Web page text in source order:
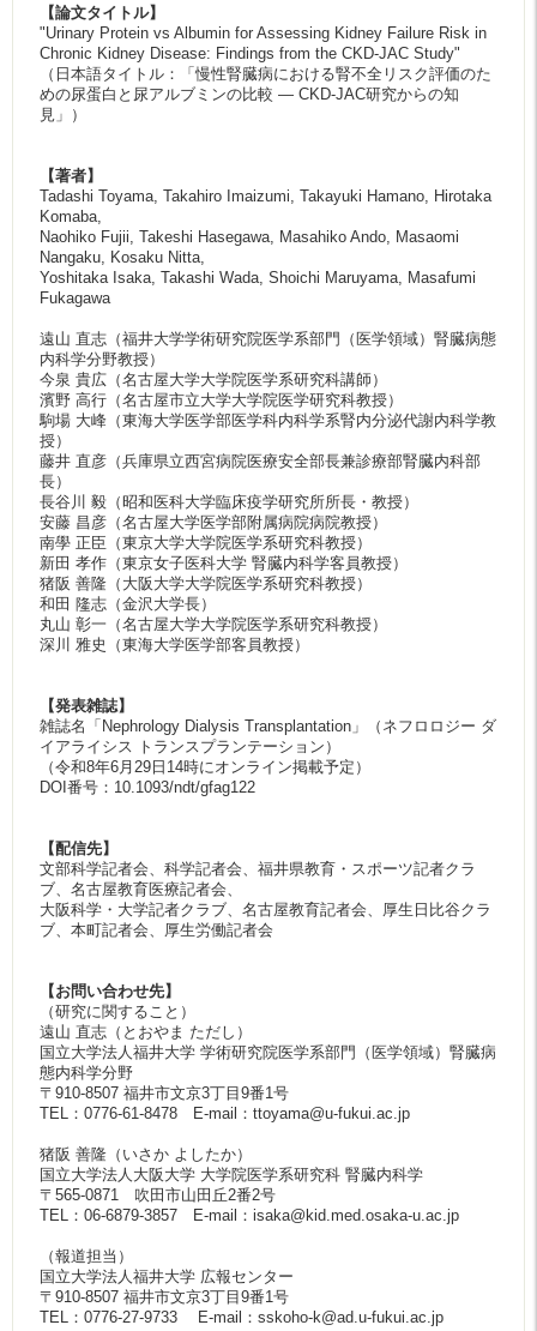
【論文タイトル】
"Urinary Protein vs Albumin for Assessing Kidney Failure Risk in
Chronic Kidney Disease: Findings from the CKD-JAC Study"
（日本語タイトル：「慢性腎臓病における腎不全リスク評価のた
めの尿蛋白と尿アルブミンの比較 ― CKD-JAC研究からの知
見」）
【著者】
Tadashi Toyama, Takahiro Imaizumi, Takayuki Hamano, Hirotaka
Komaba,
Naohiko Fujii, Takeshi Hasegawa, Masahiko Ando, Masaomi
Nangaku, Kosaku Nitta,
Yoshitaka Isaka, Takashi Wada, Shoichi Maruyama, Masafumi
Fukagawa
遠山 直志（福井大学学術研究院医学系部門（医学領域）腎臓病態
内科学分野教授）
今泉 貴広（名古屋大学大学院医学系研究科講師）
濱野 高行（名古屋市立大学大学院医学研究科教授）
駒場 大峰（東海大学医学部医学科内科学系腎内分泌代謝内科学教
授）
藤井 直彦（兵庫県立西宮病院医療安全部長兼診療部腎臓内科部
長）
長谷川 毅（昭和医科大学臨床疫学研究所所長・教授）
安藤 昌彦（名古屋大学医学部附属病院病院教授）
南學 正臣（東京大学大学院医学系研究科教授）
新田 孝作（東京女子医科大学 腎臓内科学客員教授）
猪阪 善隆（大阪大学大学院医学系研究科教授）
和田 隆志（金沢大学長）
丸山 彰一（名古屋大学大学院医学系研究科教授）
深川 雅史（東海大学医学部客員教授）
【発表雑誌】
雑誌名「Nephrology Dialysis Transplantation」（ネフロロジー ダ
イアライシス トランスプランテーション）
（令和8年6月29日14時にオンライン掲載予定）
DOI番号：10.1093/ndt/gfag122
【配信先】
文部科学記者会、科学記者会、福井県教育・スポーツ記者クラ
ブ、名古屋教育医療記者会、
大阪科学・大学記者クラブ、名古屋教育記者会、厚生日比谷クラ
ブ、本町記者会、厚生労働記者会
【お問い合わせ先】
（研究に関すること）
遠山 直志（とおやま ただし）
国立大学法人福井大学 学術研究院医学系部門（医学領域）腎臓病
態内科学分野
〒910-8507 福井市文京3丁目9番1号
TEL：0776-61-8478 E-mail：ttoyama@u-fukui.ac.jp
猪阪 善隆（いさか よしたか）
国立大学法人大阪大学 大学院医学系研究科 腎臓内科学
〒565-0871 吹田市山田丘2番2号
TEL：06-6879-3857 E-mail：isaka@kid.med.osaka-u.ac.jp
（報道担当）
国立大学法人福井大学 広報センター
〒910-8507 福井市文京3丁目9番1号
TEL：0776-27-9733 E-mail：sskoho-k@ad.u-fukui.ac.jp